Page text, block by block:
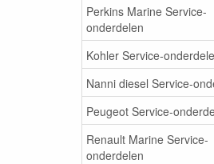
Perkins Marine Service-
onderdelen
Kohler Service-
Nanni diesel Service-
Peugeot Service-
Renault Marine Service-
onderdelen